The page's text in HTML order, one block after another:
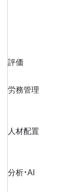
評価
労務管理
人材配置
分析・AI